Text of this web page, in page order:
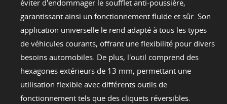
éviter d'endommager le soufflet anti-poussière,
garantissant ainsi un fonctionnement fluide et sûr. Son
application universelle le rend adapté à tous les types
de véhicules courants, offrant une flexibilité pour divers
besoins automobiles. De plus, l'outil comprend des
hexagones extérieurs de 13 mm, permettant une
utilisation flexible avec différents outils de
fonctionnement tels que des cliquets réversibles.